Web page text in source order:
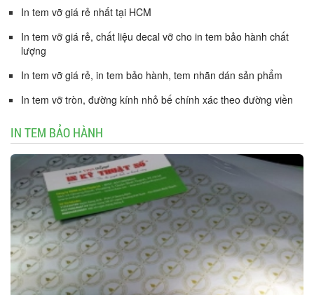
In tem vỡ giá rẻ nhất tại HCM
In tem vỡ giá rẻ, chất liệu decal vỡ cho in tem bảo hành chất
lượng
In tem vỡ giá rẻ, in tem bảo hành, tem nhãn dán sản phẩm
In tem vỡ tròn, đường kính nhỏ bế chính xác theo đường viền
IN TEM BẢO HÀNH